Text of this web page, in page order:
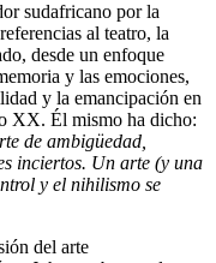
sudafricano por la
al teatro, la
desde un enfoque
y las emociones,
y la emancipación en
XX. Él mismo ha dicho:
de ambigüedad,
inciertos. Un arte (y una
y el nihilismo se
del arte